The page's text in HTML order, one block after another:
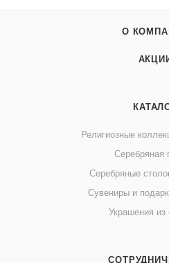
О
Религиозные
Серебряная
Серебряные
Сувениры и
Украшения из